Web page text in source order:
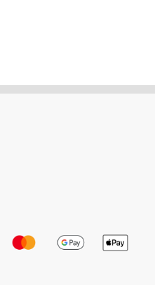
spodmínkami